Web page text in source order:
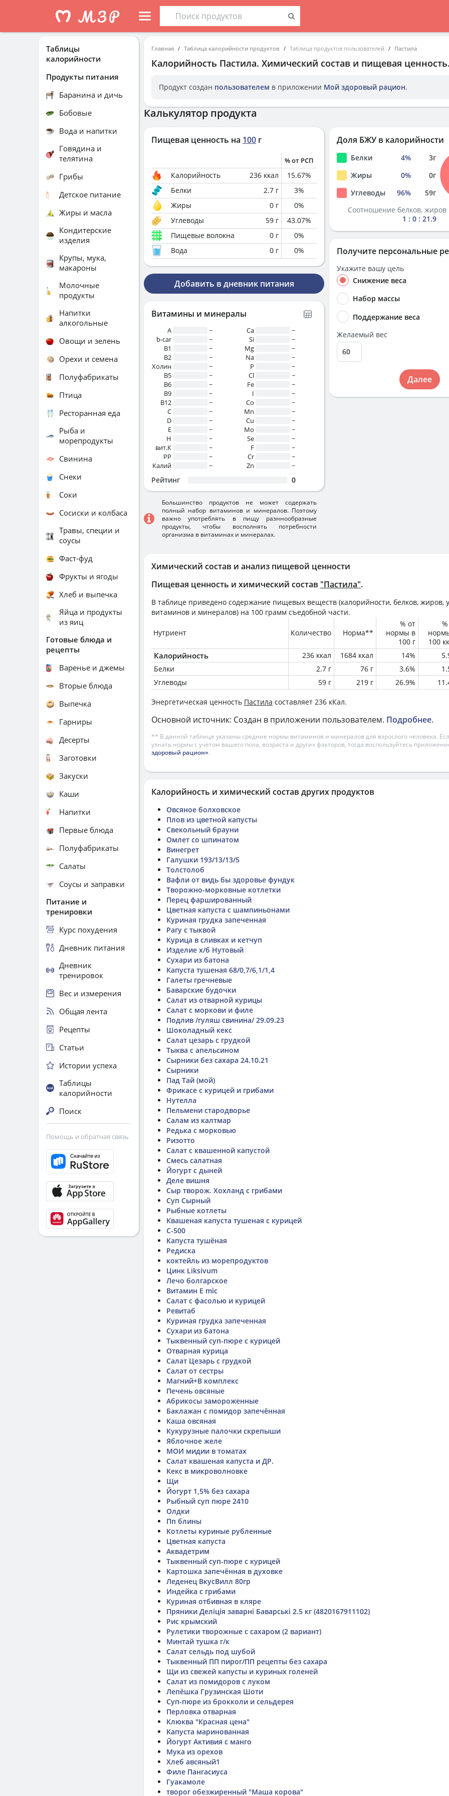
Главная Таблица калорийности продуктов Таблица продуктов пользователей Пастила
Калорийность Пастила. Химический состав и пищевая
Продукт создан пользователем в приложении Мой здоровый рацион.
Химический состав и анализ пищевой ценности
Пищевая ценность и химический состав "Пастила".
В таблице приведено содержание пищевых веществ (калорийности, белков, жиров,
витаминов и минералов) на 100 грамм съедобной части.
Нутриент Количество Норма**
% от
нормы в
100 г
100
Калорийность 236 ккал 1684 ккал 14%
Белки
2.7 г 76 г 3.6%
Углеводы
59 г 219 г 26.9%
Энергетическая ценность Пастила составляет 236 кКал.
Основной источник: Создан в приложении пользователем. Подробнее.
** В данной таблице указаны средние нормы витаминов и минералов для взрослого человека.
узнать нормы с учетом вашего пола, возраста и других факторов, тогда воспользуйтесь
здоровый рацион».
Калькулятор продукта
Пищевая ценность на 100 г
% от РСП
Калорийность 236 ккал 15.67%
Белки
2.7 г 3%
Жиры
0 г 0%
Углеводы
59 г 43.07%
Пищевые волокна
0 г 0%
Вода
0 г 0%
Добавить в дневник питания
Витамины и минералы
A
~
b-car
~
В1
~
B2
~
Холин
~
B5
~
B6
~
B9
~
B12
~
C
~
D
~
E
~
H
~
вит.К
~
PP
~
Калий
~
Ca
~
Si
~
Mg
~
Na
~
P
~
Cl
~
Fe
~
I
~
Co
~
Mn
~
Cu
~
Mo
~
Se
~
F
~
Cr
~
Zn
~
Рейтинг 0
Большинство продуктов не может содержать
полный набор витаминов и минералов. Поэтому
важно употреблять в пищу разннообразные
продукты, чтобы восполнять потребности
организма в витаминах и минералах.
Доля БЖУ в калорийности
Белки 4% 3г
Жиры
0% 0г
Углеводы
96% 59г
Соотношение белков, жиров
1 : 0 : 21.9
Получите персональные
Укажите вашу цель
Снижение веса
Набор массы
Поддержание веса
Желаемый вес
Далее
Калорийность и химический состав других продуктов
Овсяное болховское
Плов из цветной капусты
Свекольный брауни
Омлет со шпинатом
Винегрет
Галушки 193/13/13/5
Толстолоб
Вафли от видь бы здоровье фундук
Творожно-морковные котлетки
Перец фаршированный
Цветная капуста с шампиньонами
Куриная грудка запеченная
Рагу с тыквой
Курица в сливках и кетчуп
Изделие х/б Нутовый
Сухари из батона
Капуста тушеная 68/0,7/6,1/1,4
Галеты гречневые
Баварские будочки
Салат из отварной курицы
Салат с моркови и филе
Подлив /гуляш свинина/ 29.09.23
Шоколадный кекс
Салат цезарь с грудкой
Тыква с апельсином
Сырники без сахара 24.10.21
Сырники
Пад Тай (мой)
Фрикасе с курицей и грибами
Нутелла
Пельмени стародворье
Салам из калтмар
Редька с морковью
Ризотто
Салат с квашенной капустой
Смесь салатная
Йогурт с дыней
Деле вишня
Сыр творож. Хохланд с грибами
Суп Сырный
Рыбные котлеты
Квашеная капуста тушеная с курицей
C-500
Капуста тушёная
Редиска
коктейль из морепродуктов
Цинк Liksivum
Лечо болгарское
Витамин E mic
Салат с фасолью и курицей
Ревитаб
Куриная грудка запеченная
Сухари из батона
Тыквенный суп-пюре с курицей
Отварная курица
Салат Цезарь с грудкой
Салат от сестры
Магний+В комплекс
Печень овсяные
Абрикосы замороженные
Баклажан с помидор запечённая
Каша овсяная
Кукурузные палочки скрепыши
Яблочное желе
МОИ мидии в томатах
Салат квашеная капуста и ДР.
Кекс в микроволновке
Щи
Йогурт 1,5% без сахара
Рыбный суп пюре 2410
Олдки
Пп блины
Котлеты куриные рубленные
Цветная капуста
Аквадетрим
Тыквенный суп-пюре с курицей
Картошка запечённая в духовке
Леденец ВкусВилл 80гр
Индейка с грибами
Куриная отбивная в кляре
Пряники Деліція заварні Баварські 2.5 кг (4820167911102)
Рис крымский
Рулетики творожные с сахаром (2 вариант)
Минтай тушка г/к
Салат сельдь под шубой
Тыквенный ПП пирог/ПП рецепты без сахара
Щи из свежей капусты и куриных голеней
Салат из помидоров с луком
Лепёшка Грузинская Шоти
Суп-пюре из брокколи и сельдерея
Перловка отварная
Клюква "Красная цена"
Капуста маринованная
Йогурт Активия с манго
Мука из орехов
Хлеб авсяный1
Филе Пангасиуса
Гуакамоле
творог обезжиренный "Маша корова"
Таблицы
калорийности
Продукты питания
Баранина и дичь
Бобовые
Вода и напитки
Говядина и
телятина
Грибы
Детское питание
Жиры и масла
Кондитерские
изделия
Крупы, мука,
макароны
Молочные
продукты
Напитки
алкогольные
Овощи и зелень
Орехи и семена
Полуфабрикаты
Птица
Ресторанная еда
Рыба и
морепродукты
Свинина
Снеки
Соки
Сосиски и колбаса
Травы, специи и
соусы
Фаст-фуд
Фрукты и ягоды
Хлеб и выпечка
Яйца и продукты
из яиц
Готовые блюда и
рецепты
Варенье и джемы
Вторые блюда
Выпечка
Гарниры
Десерты
Заготовки
Закуски
Каши
Напитки
Первые блюда
Полуфабрикаты
Салаты
Соусы и заправки
Питание и
тренировки
Курс похудения
Дневник питания
Дневник
тренировок
Вес и измерения
Общая лента
Рецепты
Статьи
Истории успеха
Таблицы
калорийности
Поиск
Помощь и обратная связь